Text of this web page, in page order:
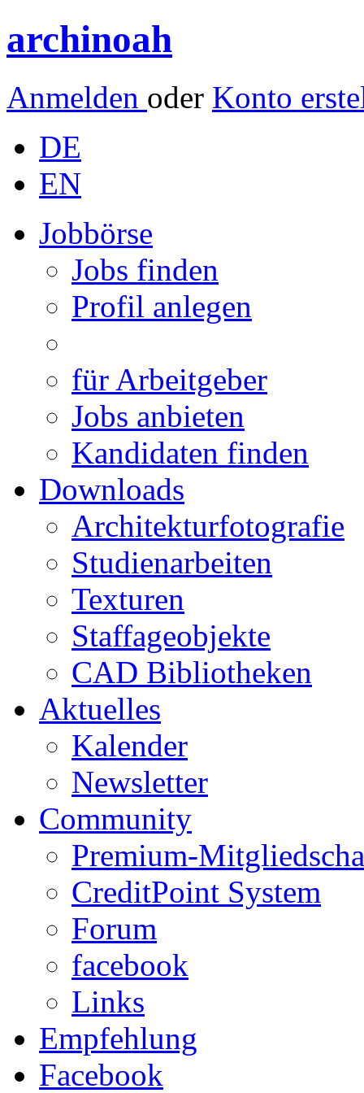
archinoah
Anmelden oder Konto
DE
EN
Jobbörse
Jobs finden
Profil anlegen
für Arbeitgeber
Jobs anbieten
Kandidaten finden
Downloads
Architekturfotografie
Studienarbeiten
Texturen
Staffageobjekte
CAD Bibliotheken
Aktuelles
Kalender
Newsletter
Community
Premium-
CreditPoint System
Forum
facebook
Links
Empfehlung
Facebook